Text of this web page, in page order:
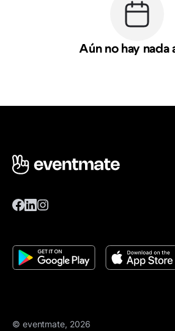
Aún no hay nada
© eventmate, 2026